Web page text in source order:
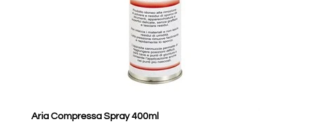
Aria Compressa Spray 400ml